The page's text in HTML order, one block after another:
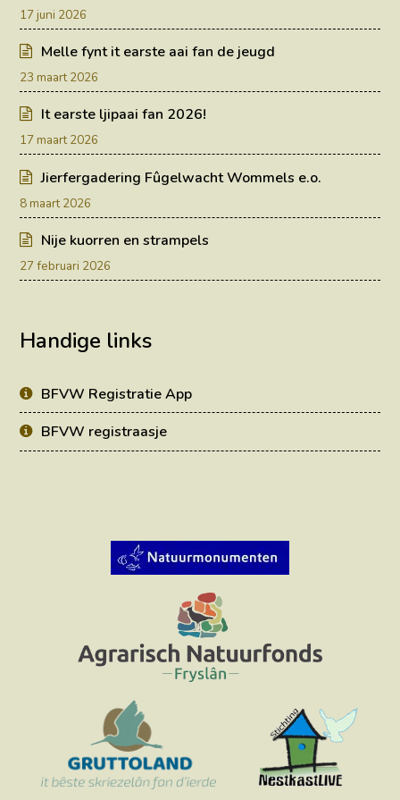
17 juni 2026
Melle fynt it earste aai fan de jeugd
23 maart 2026
It earste ljipaai fan 2026!
17 maart 2026
Jierfergadering Fûgelwacht Wommels e.o.
8 maart 2026
Nije kuorren en strampels
27 februari 2026
Handige links
BFVW Registratie App
BFVW registraasje